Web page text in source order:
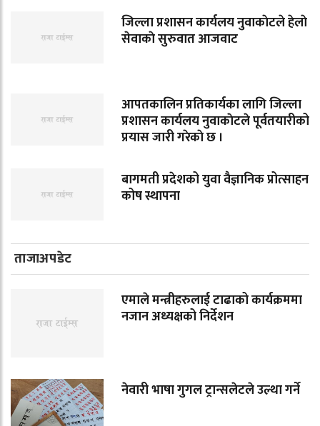
जिल्ला प्रशासन कार्यलय नुवाकाेटले हेलाे
सेवाकाे सुरुवात आजवाट
आपतकालिन प्रतिकार्यका लागि जिल्ला
प्रशासन कार्यलय नुवाकाेटले पूर्वतयारीको
प्रयास जारी गरेकाे छ ।
बागमती प्रदेशको युवा वैज्ञानिक प्रोत्साहन
कोष स्थापना
ताजाअपडेट
एमाले मन्त्रीहरुलाई टाढाको कार्यक्रममा
नजान अध्यक्षको निर्देशन
नेवारी भाषा गुगल ट्रान्सलेटले उल्था गर्ने